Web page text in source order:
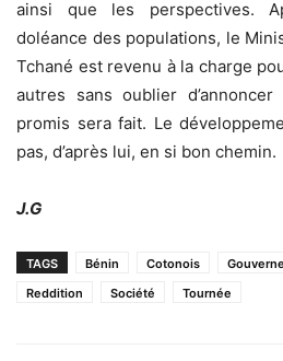
ainsi que les perspectives.
doléance des populations, le
Tchané est revenu à la charge
autres sans oublier
promis sera fait. Le
pas, d’après lui, en si bon chemin.
J.G
TAGS Bénin Cotonois
Reddition
Société Tournée